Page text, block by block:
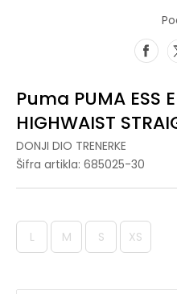
Puma PUMA ESS
HIGHWAIST
DONJI DIO TRENERKE
Šifra artikla: 685025-30
L M S XS